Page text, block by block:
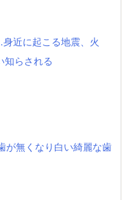
近に起こる地震、火
知らされる
が無くなり白い綺麗な歯